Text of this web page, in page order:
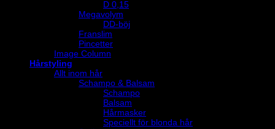
D 0,15
Megavolym
DD-böj
Franslim
Pincetter
Image Column
Hårstyling
Allt inom hår
Schampo & Balsam
Schampo
Balsam
Hårmasker
Speciellt för blonda hår